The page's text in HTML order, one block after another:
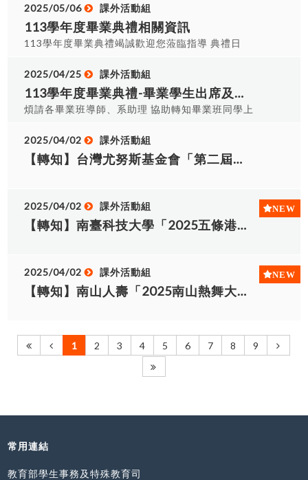
2025/05/06 課外活動組
113學年度畢業典禮相關資訊
113學年度畢業典禮竭誠歡迎您蒞臨指導 典禮日
至09時20分 校園集合入場：09時20分至09時55分
典禮時間：10時00分至12時00分典禮地點：崇禮
堂 【113學年度畢業典禮相關資訊連結】 畢業典禮
典禮程序規劃表 典禮會場座位圖 各畢業班領證教室
表 集合地點規劃 畢業班學士(碩)服歸還作業說明 畢
業生受獎順序及梯次 雨天備案 各系畢業獎項出席
源管理與發展系 行銷與流通管理系 資訊管理系 應
用英語系 應用日語系 數位媒體設計系 觀光與遊憩
2025/04/25 課外活動組
113學年度畢業典禮-畢業學生出席及觀禮親友調查，敬請畢業班導師及系助理協助轉知畢業生
煩請各畢業班導師、系助理 協助轉知畢業班同學上
觀禮親友出席』調查表，敬請於4月28日(一)前完成
填報作業，以利後續座位之規劃。【為確保畢業典
禮座位安排順利進行，敬請務必填寫出席意願調查
將無法保留座位，敬請見諒。】 網
址: https://forms.gle/Ae9kC1gv8rZXv15f6 ※另
請協助轉知同學告知參加親友因校內停車位有限，
公告於學務處生活輔導組官網。 注意事項 1.受獎畢
業生須於當日8:30-9:20參加彩排預演，缺席採排之
拖鞋、涼鞋、短褲…等較不正式服裝，當日如未穿著
學士(碩士)服之畢業生不規劃上台受獎。 若有任何
疑問或需協助之處，敬請洽詢課外組郭子綺小姐
2025/04/02 課外活動組
【轉知】台灣尤努斯基金會「第二屆三零行動家」
2025/04/02 課外活動組
【轉知】南臺科技大學「2025五條港原創流行音樂比賽」
2025/04/02 課外活動組
【轉知】南山人壽「2025南山熱舞大賽」
1 2 3 4 5 6 7 8 9
常用連結
教育部學生事務及特殊教育司